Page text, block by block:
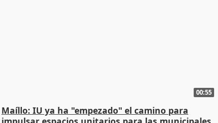
00:55
Maíllo: IU ya ha "empezado" el camino para